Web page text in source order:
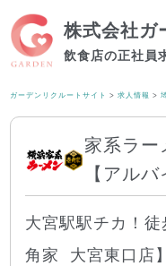
株式会社ガ
飲食店の正社員
ガーデンリクルートサイト >求人情報 >
家系ラー
【アル
大宮駅駅チカ！
角家 大宮東口店